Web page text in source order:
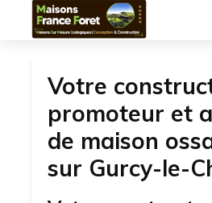
Votre
promoteur et
de maison
sur Gurcy-le-